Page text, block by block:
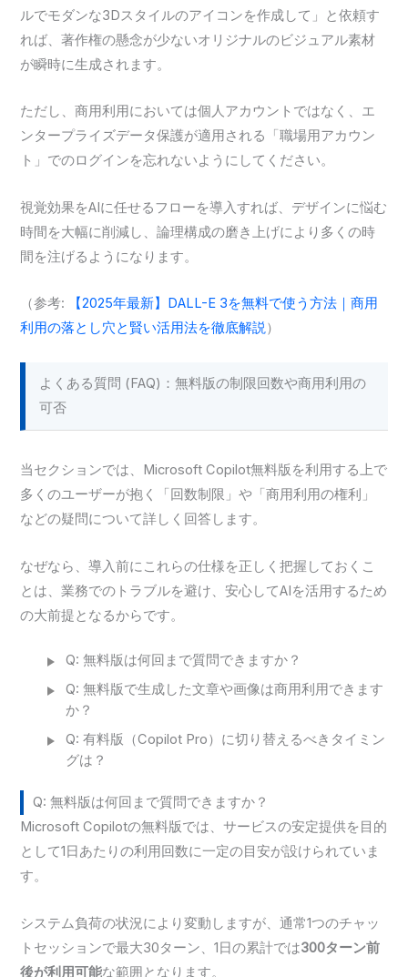
ルでモダンな3Dスタイルのアイコンを作成して」と依頼す
れば、著作権の懸念が少ないオリジナルのビジュアル素材
が瞬時に生成されます。
ただし、商用利用においては個人アカウントではなく、エ
ンタープライズデータ保護が適用される「職場用アカウン
ト」でのログインを忘れないようにしてください。
視覚効果をAIに任せるフローを導入すれば、デザインに悩む
時間を大幅に削減し、論理構成の磨き上げにより多くの時
間を注げるようになります。
（参考:
【2025年最新】DALL-E 3を無料で使う方法｜商用
利用の落とし穴と賢い活用法を徹底解説）
よくある質問 (FAQ)：無料版の制限回数や商用利用の
可否
当セクションでは、Microsoft Copilot無料版を利用する上で
多くのユーザーが抱く「回数制限」や「商用利用の権利」
などの疑問について詳しく回答します。
なぜなら、導入前にこれらの仕様を正しく把握しておくこ
とは、業務でのトラブルを避け、安心してAIを活用するため
の大前提となるからです。
Q: 無料版は何回まで質問できますか？
Q: 無料版で生成した文章や画像は商用利用できます
か？
Q: 有料版（Copilot Pro）に切り替えるべきタイミン
グは？
Q: 無料版は何回まで質問できますか？
Microsoft Copilotの無料版では、サービスの安定提供を目的
として1日あたりの利用回数に一定の目安が設けられていま
す。
システム負荷の状況により変動しますが、通常1つのチャッ
トセッションで最大30ターン、1日の累計では300ターン前
後が利用可能な範囲となります。